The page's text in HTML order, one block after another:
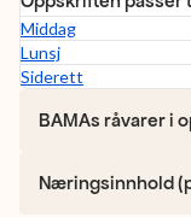
Middag
Lunsj
Siderett
BAMAs råvarer i
Næringsinnhold